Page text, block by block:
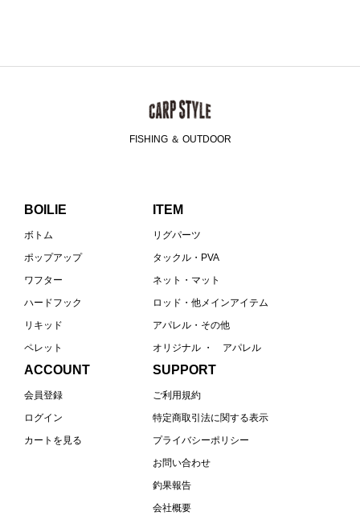
FISHING ＆ OUTDOOR
BOILIE
ボトム
ポップアップ
ワフター
ハードフック
リキッド
ペレット
ITEM
リグパーツ
タックル・PVA
ネット・マット
ロッド・他メインアイテム
アパレル・その他
オリジナル ・ アパレル
ACCOUNT
会員登録
ログイン
カートを見る
SUPPORT
ご利用規約
特定商取引法に関する表示
プライバシーポリシー
お問い合わせ
釣果報告
会社概要